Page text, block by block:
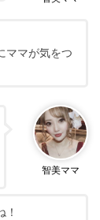
ママが気をつ
智美ママ